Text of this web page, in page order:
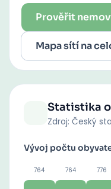
Prověřit
Mapa sítí na
Statistika
Zdroj: Český
Vývoj počtu
764 764 776